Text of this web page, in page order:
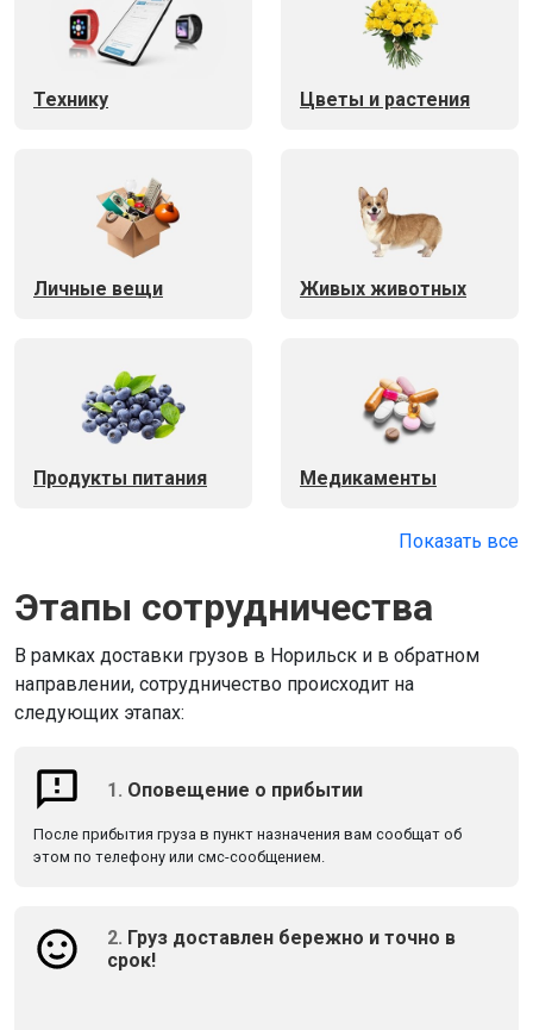
Технику Цветы и растения
Личные вещи Живых животных
Продукты питания Медикаменты
Показать все
Этапы сотрудничества
В рамках доставки грузов в Норильск и в обратном
направлении, сотрудничество происходит на
следующих этапах:
1. Оповещение о прибытии
После прибытия груза в пункт назначения вам сообщат об
этом по телефону или смс-сообщением.
2. Груз доставлен бережно и точно в
срок!